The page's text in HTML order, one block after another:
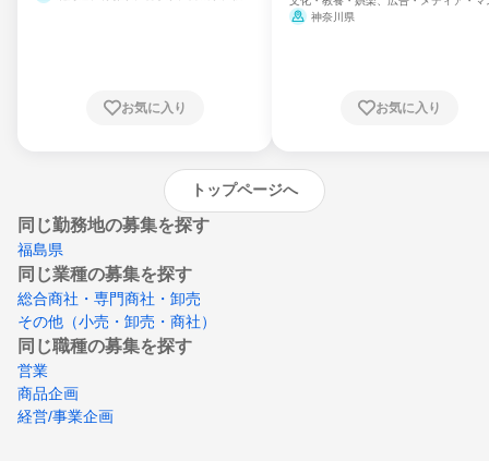
崎県、熊本県、大分県、宮崎県、鹿児島県、
お気に入り
ミ、電力・ガス・水道・エネルギー
神奈川県
お気に入り
トップページへ
同じ勤務地の募集を探す
福島県
同じ業種の募集を探す
総合商社・専門商社・卸売
その他（小売・卸売・商社）
同じ職種の募集を探す
営業
商品企画
経営/事業企画